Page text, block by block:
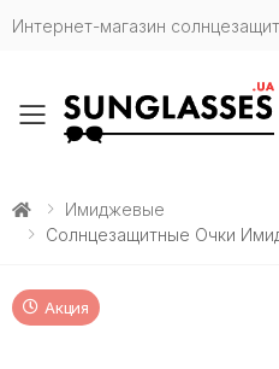
Интернет-магазин
Toggle mobile
Имиджевые
Солнцезащитные Очки
Акция